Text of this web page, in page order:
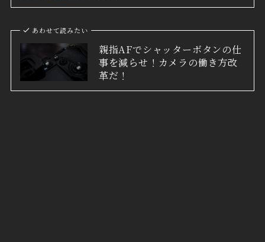
あわせて読みたい
親指AFでシャッターボタンの仕
事を減らせ！カメラの働き方改
革だ！